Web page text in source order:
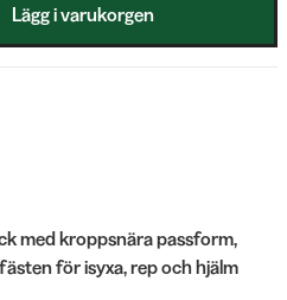
Lägg i varukorgen
med kroppsnära passform,
för isyxa, rep och hjälm